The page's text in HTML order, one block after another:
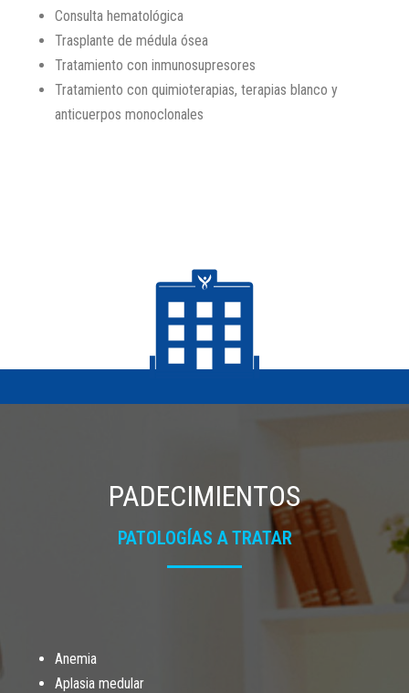
Consulta hematológica
Trasplante de médula ósea
Tratamiento con inmunosupresores
Tratamiento con quimioterapias, terapias blanco y
anticuerpos monoclonales
PADECIMIENTOS
PATOLOGÍAS A TRATAR
Anemia
Aplasia medular